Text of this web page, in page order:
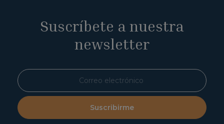
Suscríbete a nuestra
newsletter
Suscribirme